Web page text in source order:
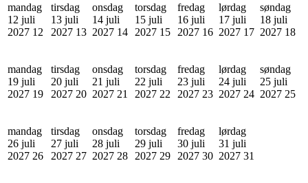
mandag
12 juli
2027 12
tirsdag
13 juli
2027 13
onsdag
14 juli
2027 14
torsdag
15 juli
2027 15
fredag
16 juli
2027 16
lørdag
17 juli
2027 17
søndag
18 juli
2027 18
mandag
19 juli
2027 19
tirsdag
20 juli
2027 20
onsdag
21 juli
2027 21
torsdag
22 juli
2027 22
fredag
23 juli
2027 23
lørdag
24 juli
2027 24
søndag
25 juli
2027 25
mandag
26 juli
2027 26
tirsdag
27 juli
2027 27
onsdag
28 juli
2027 28
torsdag
29 juli
2027 29
fredag
30 juli
2027 30
lørdag
31 juli
2027 31